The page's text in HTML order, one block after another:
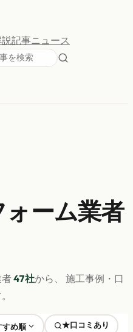
記事ニュース
ーム業者
47社から、 施工事例・口
すめ順 ★口コミあり